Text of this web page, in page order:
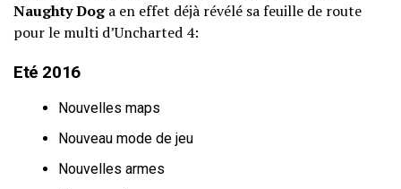
Naughty Doga en effet déjà révélé sa feuille de route
pour le multi d’Uncharted 4:
Eté 2016
Nouvelles maps
Nouveau mode de jeu
Nouvelles armes